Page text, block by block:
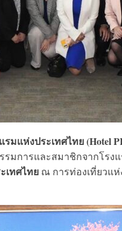
ห่งประเทศไทย (Hotel
มการและสมาชิกจากโรงแ
เทศไทย ณ การท่องเที่ยวแห่